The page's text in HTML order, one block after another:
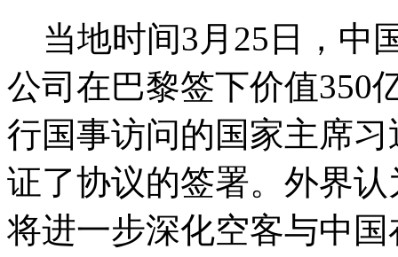
当地时间3月25日，中
公司在巴黎签下价值350
行国事访问的国家主席
证了协议的签署。外界
将进一步深化空客与中